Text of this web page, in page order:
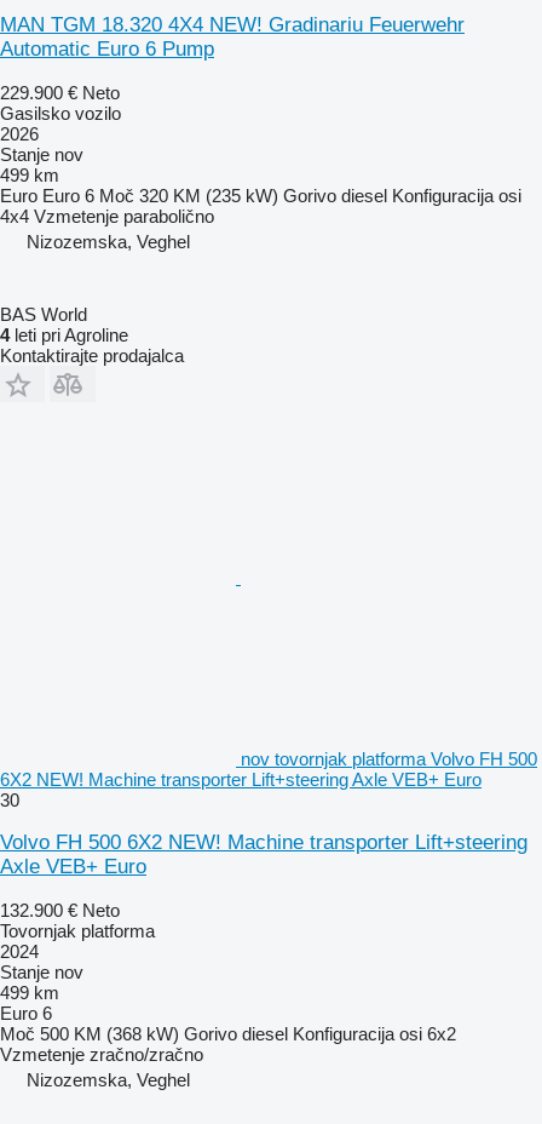
MAN TGM 18.320 4X4 NEW! Gradinariu Feuerwehr
Automatic Euro 6 Pump
229.900 € Neto
Gasilsko vozilo
2026
Stanje nov
499 km
Euro Euro 6 Moč 320 KM (235 kW) Gorivo diesel Konfiguracija osi
4x4 Vzmetenje parabolično
Nizozemska, Veghel
BAS World
4leti pri Agroline
Kontaktirajte prodajalca
nov tovornjak platforma Volvo FH 500
6X2 NEW! Machine transporter Lift+steering Axle VEB+ Euro
30
Volvo FH 500 6X2 NEW! Machine transporter Lift+steering
Axle VEB+ Euro
132.900 € Neto
Tovornjak platforma
2024
Stanje nov
499 km
Euro 6
Moč 500 KM (368 kW) Gorivo diesel Konfiguracija osi 6x2
Vzmetenje zračno/zračno
Nizozemska, Veghel